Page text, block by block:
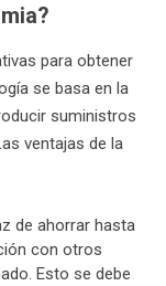
para obtener
se basa en la
suministros
ventajas de la
de ahorrar hasta
con otros
Esto se debe